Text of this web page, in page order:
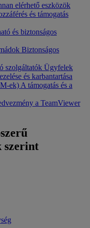
elérhető eszközök
és támogatás
és biztonságos
Biztonságos
szolgáltatók Ügyfelek
és karbantartása
ek) A támogatás és a
a TeamViewer
szerint